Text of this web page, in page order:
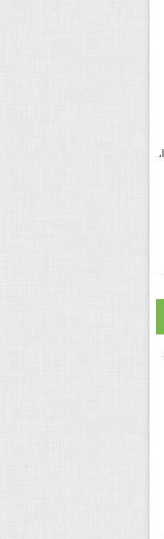
درک نوردهی – همراه با توضیح ISO،